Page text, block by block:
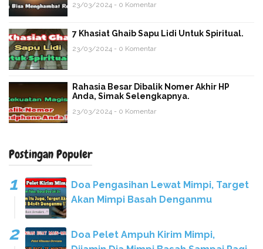
23/03/2024 - 0 Komentar
7 Khasiat Ghaib Sapu Lidi Untuk Spiritual.
23/03/2024 - 0 Komentar
Rahasia Besar Dibalik Nomer Akhir HP
Anda, Simak Selengkapnya.
23/03/2024 - 0 Komentar
Postingan Populer
Doa Pengasihan Lewat Mimpi, Target
Akan Mimpi Basah Denganmu
Doa Pelet Ampuh Kirim Mimpi,